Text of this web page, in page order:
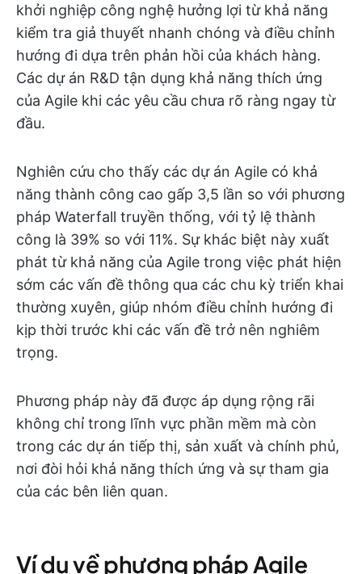
khởi nghiệp công nghệ hưởng lợi từ khả năng
kiểm tra giả thuyết nhanh chóng và điều chỉnh
hướng đi dựa trên phản hồi của khách hàng.
Các dự án R&D tận dụng khả năng thích ứng
của Agile khi các yêu cầu chưa rõ ràng ngay từ
đầu.
Nghiên cứu cho thấy các dự án Agile có khả
năng thành công cao gấp 3,5 lần so với phương
pháp Waterfall truyền thống, với tỷ lệ thành
công là 39% so với 11%. Sự khác biệt này xuất
phát từ khả năng của Agile trong việc phát hiện
sớm các vấn đề thông qua các chu kỳ triển khai
thường xuyên, giúp nhóm điều chỉnh hướng đi
kịp thời trước khi các vấn đề trở nên nghiêm
trọng.
Phương pháp này đã được áp dụng rộng rãi
không chỉ trong lĩnh vực phần mềm mà còn
trong các dự án tiếp thị, sản xuất và chính phủ,
nơi đòi hỏi khả năng thích ứng và sự tham gia
của các bên liên quan.
Ví dụ về phương pháp Agile